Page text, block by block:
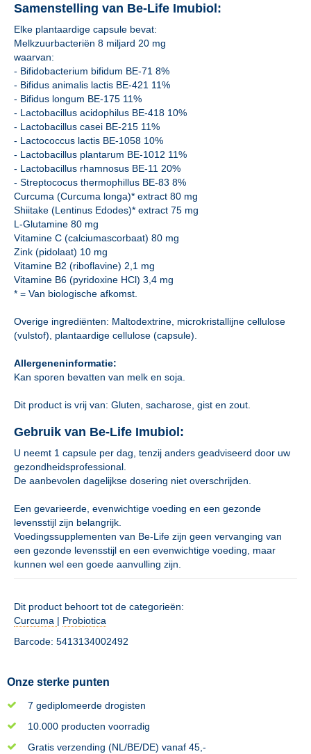
Samenstelling van Be-Life Imubiol:
Elke plantaardige capsule bevat:
Melkzuurbacteriën 8 miljard 20 mg
waarvan:
- Bifidobacterium bifidum BE-71 8%
- Bifidus animalis lactis BE-421 11%
- Bifidus longum BE-175 11%
- Lactobacillus acidophilus BE-418 10%
- Lactobacillus casei BE-215 11%
- Lactococcus lactis BE-1058 10%
- Lactobacillus plantarum BE-1012 11%
- Lactobacillus rhamnosus BE-11 20%
- Streptococus thermophillus BE-83 8%
Curcuma (Curcuma longa)* extract 80 mg
Shiitake (Lentinus Edodes)* extract 75 mg
L-Glutamine 80 mg
Vitamine C (calciumascorbaat) 80 mg
Zink (pidolaat) 10 mg
Vitamine B2 (riboflavine) 2,1 mg
Vitamine B6 (pyridoxine HCl) 3,4 mg
* = Van biologische afkomst.
Overige ingrediënten: Maltodextrine, microkristallijne cellulose
(vulstof), plantaardige cellulose (capsule).
Allergeneninformatie:
Kan sporen bevatten van melk en soja.
Dit product is vrij van: Gluten, sacharose, gist en zout.
Gebruik van Be-Life Imubiol:
U neemt 1 capsule per dag, tenzij anders geadviseerd door uw
gezondheidsprofessional.
De aanbevolen dagelijkse dosering niet overschrijden.
Een gevarieerde, evenwichtige voeding en een gezonde
levensstijl zijn belangrijk.
Voedingssupplementen van Be-Life zijn geen vervanging van
een gezonde levensstijl en een evenwichtige voeding, maar
kunnen wel een goede aanvulling zijn.
Dit product behoort tot de categorieën:
Curcuma | Probiotica
Barcode: 5413134002492
Onze sterke punten
7 gediplomeerde drogisten
10.000 producten voorradig
Gratis verzending (NL/BE/DE) vanaf 45,-